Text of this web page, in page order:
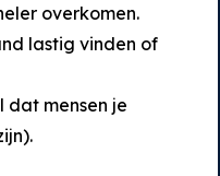
overkomen.
lastig vinden of
dat mensen je